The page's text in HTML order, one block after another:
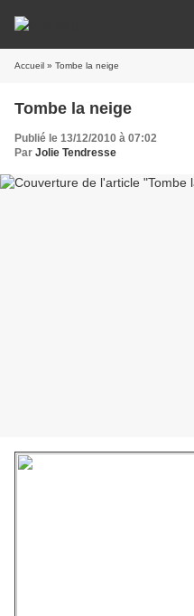
Accueil » Tombe la neige
Tombe la neige
Publié le 13/12/2010 à 07:02
Par Jolie Tendresse